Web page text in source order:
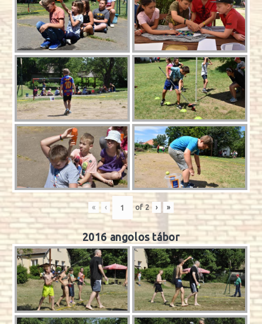
« ‹ of 2 › »
2016 angolos tábor